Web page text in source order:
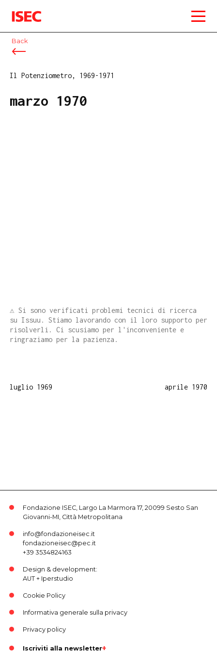
ISEC
Back
Il Potenziometro, 1969-1971
marzo 1970
⚠️ Si sono verificati problemi tecnici di ricerca
su Issuu. Stiamo lavorando con il loro supporto per
risolverli. Ci scusiamo per l'inconveniente e
ringraziamo per la pazienza.
luglio 1969 aprile 1970
Fondazione ISEC, Largo La Marmora 17, 20099 Sesto San
Giovanni-MI, Città Metropolitana
info@fondazioneisec.it
fondazioneisec@pec.it
+39 3534824163
Design & development:
AUT+ Iperstudio
Cookie Policy
Informativa generale sulla privacy
Privacy policy
Iscriviti alla newsletter